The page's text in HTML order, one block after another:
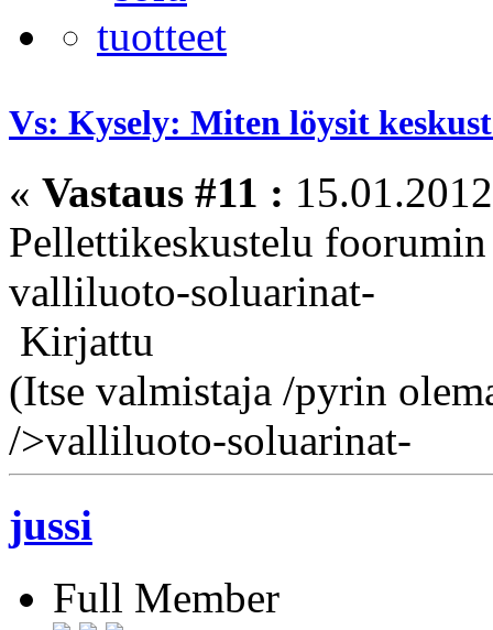
Vs: Kysely: Miten löysit
« Vastaus #11 :
Pellettikeskustelu
valliluoto-soluarinat-
Kirjattu
(Itse valmistaja /pyrin
/>valliluoto-soluarinat-
jussi
Full Member